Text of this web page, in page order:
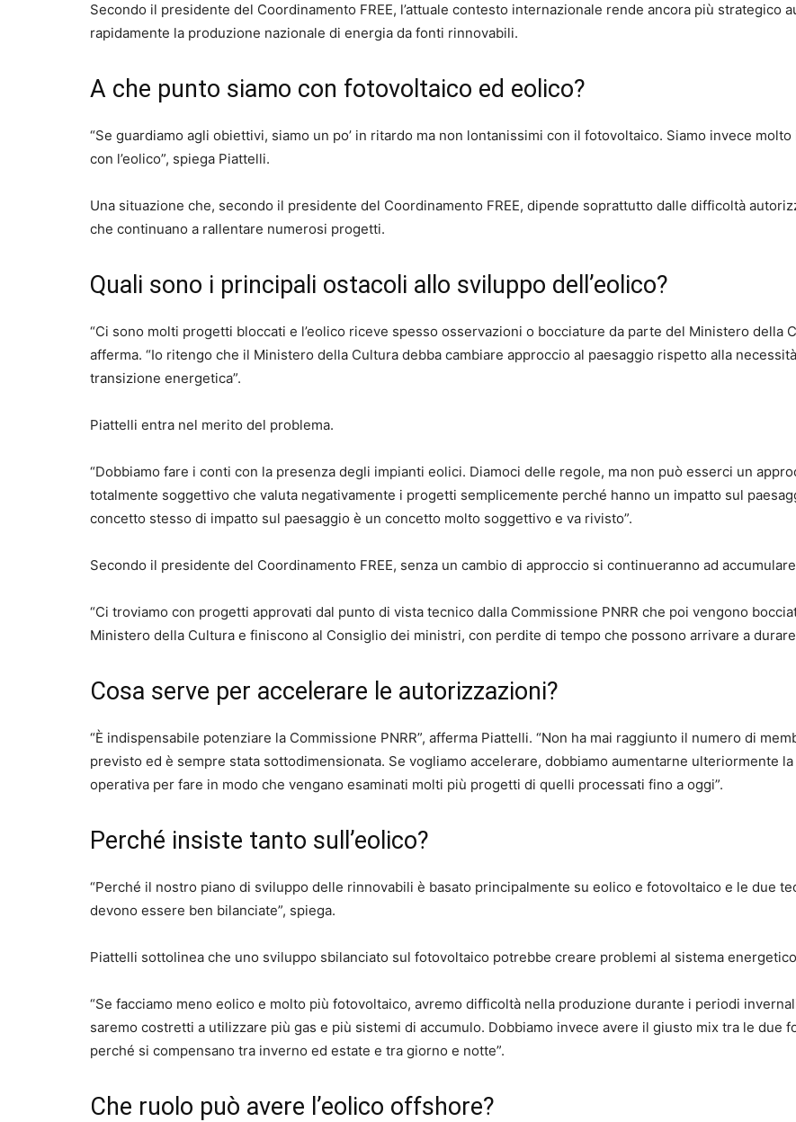
Secondo il presidente del Coordinamento FREE, l’attuale contesto internazionale rende ancora più strategico
rapidamente la produzione nazionale di energia da fonti rinnovabili.
A che punto siamo con fotovoltaico ed eolico?
“Se guardiamo agli obiettivi, siamo un po’ in ritardo ma non lontanissimi con il fotovoltaico. Siamo invece
con l’eolico”, spiega Piattelli.
Una situazione che, secondo il presidente del Coordinamento FREE, dipende soprattutto dalle difficoltà
che continuano a rallentare numerosi progetti.
Quali sono i principali ostacoli allo sviluppo dell’eolico?
“Ci sono molti progetti bloccati e l’eolico riceve spesso osservazioni o bocciature da parte del Ministero della
afferma. “Io ritengo che il Ministero della Cultura debba cambiare approccio al paesaggio rispetto alla
transizione energetica”.
Piattelli entra nel merito del problema.
“Dobbiamo fare i conti con la presenza degli impianti eolici. Diamoci delle regole, ma non può esserci un
totalmente soggettivo che valuta negativamente i progetti semplicemente perché hanno un impatto sul
concetto stesso di impatto sul paesaggio è un concetto molto soggettivo e va rivisto”.
Secondo il presidente del Coordinamento FREE, senza un cambio di approccio si continueranno ad
“Ci troviamo con progetti approvati dal punto di vista tecnico dalla Commissione PNRR che poi vengono
Ministero della Cultura e finiscono al Consiglio dei ministri, con perdite di tempo che possono arrivare a durare
Cosa serve per accelerare le autorizzazioni?
“È indispensabile potenziare la Commissione PNRR”, afferma Piattelli. “Non ha mai raggiunto il numero di
previsto ed è sempre stata sottodimensionata. Se vogliamo accelerare, dobbiamo aumentarne ulteriormente la
operativa per fare in modo che vengano esaminati molti più progetti di quelli processati fino a oggi”.
Perché insiste tanto sull’eolico?
“Perché il nostro piano di sviluppo delle rinnovabili è basato principalmente su eolico e fotovoltaico e le due
devono essere ben bilanciate”, spiega.
Piattelli sottolinea che uno sviluppo sbilanciato sul fotovoltaico potrebbe creare problemi al sistema
“Se facciamo meno eolico e molto più fotovoltaico, avremo difficoltà nella produzione durante i periodi
saremo costretti a utilizzare più gas e più sistemi di accumulo. Dobbiamo invece avere il giusto mix tra le due
perché si compensano tra inverno ed estate e tra giorno e notte”.
Che ruolo può avere l’eolico offshore?